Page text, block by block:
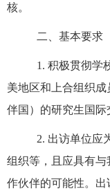
核。
二、 基本要求
1. 积极贯彻学
美地区和上合组织
伴国）的研究生国际
2. 出访单位应
组织等，且应具有
作伙伴的可能性。